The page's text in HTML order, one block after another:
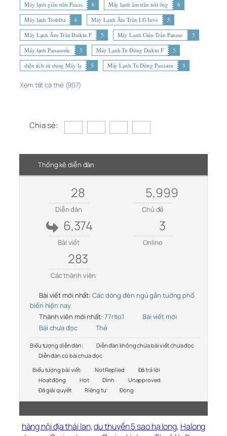
Máy lạnh giấu trần Panas
6 Máy lạnh âm trần nối ống
6
Máy lạnh Toshiba
6 Máy Lạnh Âm Trần LG Inve
5
Máy Lạnh Âm Trần Daikin F
5 Máy Lạnh Giấu Trần Panaso
5
Máy lạnh Panasonic
5 Máy Lạnh Tủ Đứng Daikin F
5
diện tích sử dụng Máy lạ
5 Máy Lạnh Tủ Đứng Panason 5
Xem tất cả thẻ (907)
Chia sẻ:
Thống kê diễn đàn
28
Diễn đàn
5,999
Chủ đề
6,374
Bài viết
3
Online
283
Các thành viên
Bài viết mới nhất: Các dòng đèn ngủ gắn tường phổ
biến hiện nay
Thành viên mới nhất: 77rtio1
Bài viết mới
Bài chưa đọc
Thẻ
Biểu tượng diễn đàn:
Diễn đàn không chứa bài viết chưa đọc
Diễn đàn có bài chưa đọc
Biểu tượng bài viết:
Not Replied
Đã trả lời
Hoạt động
Hot Dính
Unapproved
Đã giải quyết
Riêng tư Đóng
hàng nội địa thái lan,du thuyền 5 sao hạ long, Halong